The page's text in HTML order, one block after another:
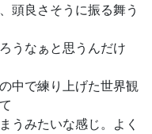
頭良さそうに振る舞う
うなぁと思うんだけ
中で練り上げた世界観
うみたいな感じ。よく